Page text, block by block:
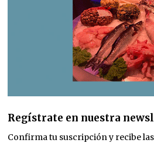
Regístrate en nuestra
Confirma tu suscripción y recibe